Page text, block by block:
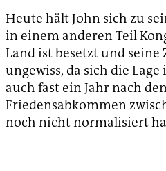
Heute hält John sich zu
in einem anderen Teil
Land ist besetzt und
ungewiss, da sich die Lage
auch fast ein Jahr nach
Friedensabkommen
noch nicht normalisiert